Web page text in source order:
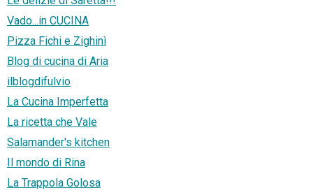
Vado...in CUCINA
Pizza Fichi e Zighinì
Blog di cucina di Aria
ilblogdifulvio
La Cucina Imperfetta
La ricetta che Vale
Salamander's kitchen
Il mondo di Rina
La Trappola Golosa